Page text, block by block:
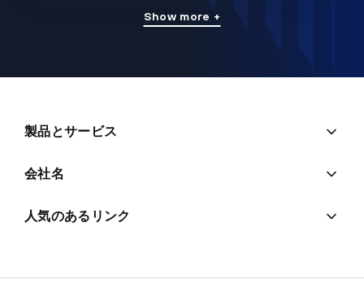
Show more +
製品とサービス
会社名
人気のあるリンク